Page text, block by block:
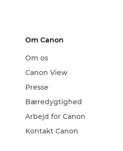
Om Canon
Om os
Canon View
Presse
Bæredygtighed
Arbejd for Canon
Kontakt Canon